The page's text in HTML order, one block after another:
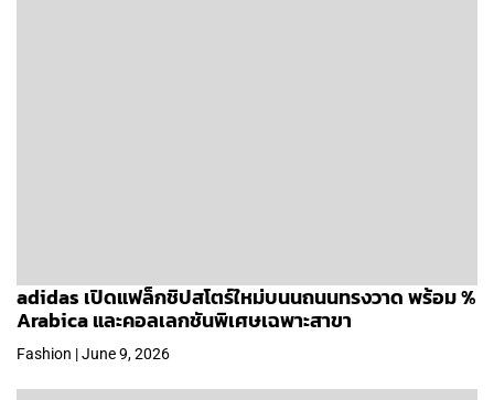
adidas เปิดแฟล็กชิปสโตร์ใหม่บนนถนนทรงวาด พร้อม %
Arabica และคอลเลกชันพิเศษเฉพาะสาขา
Fashion | June 9, 2026